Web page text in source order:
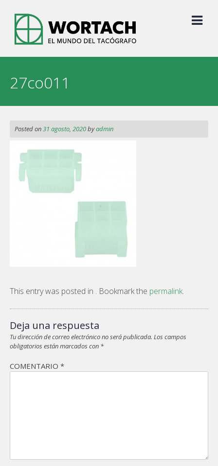
content
27co011
Posted on31 agosto, 2020byadmin
This entry was posted in . Bookmark the permalink.
Deja una respuesta
Tu dirección de correo electrónico no será publicada. Los campos
obligatorios están marcados con *
COMENTARIO *